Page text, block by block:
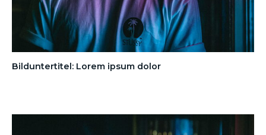
Bilduntertitel: Lorem ipsum dolor